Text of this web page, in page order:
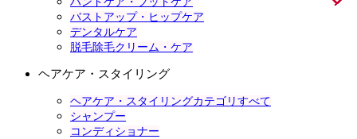
バストアップ・ヒップケア
デンタルケア
脱毛除毛クリーム・ケア
ヘアケア・スタイリング
ヘアケア・スタイリングカテゴリすべて
シャンプー
コンディショナー